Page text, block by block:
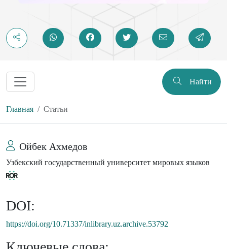
Найти
Главная Статьи
Ойбек Ахмедов
Узбекский государственный университет мировых языков
DOI:
https://doi.org/10.71337/inlibrary.uz.archive.53792